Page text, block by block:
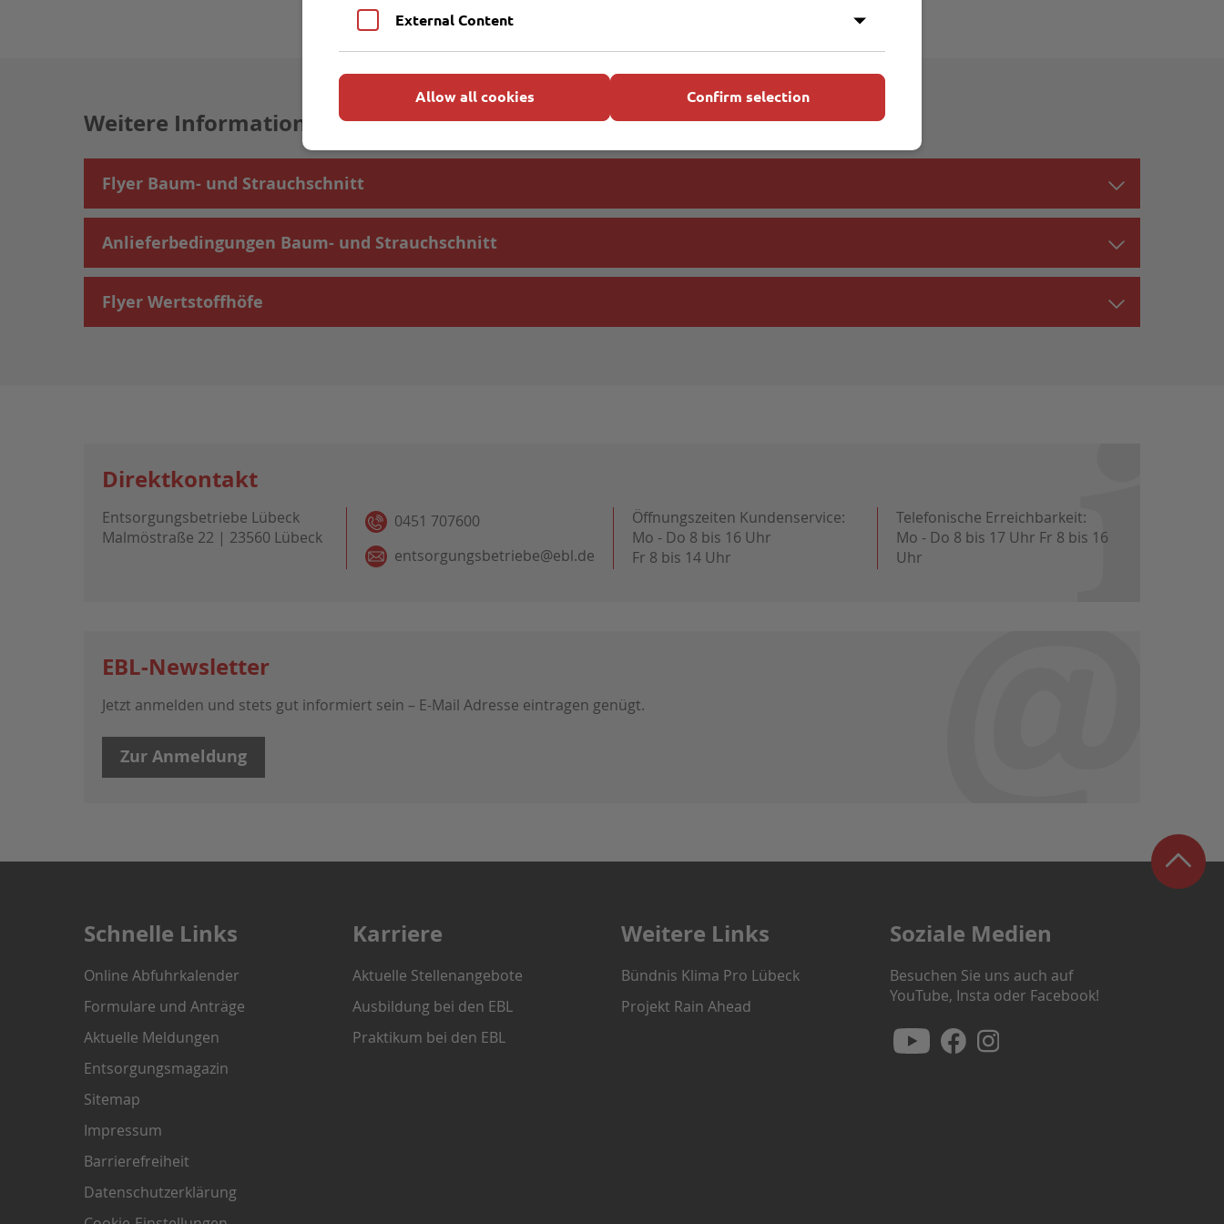
Weitere Informationen
Flyer Baum- und Strauchschnitt
Anlieferbedingungen Baum- und Strauchschnitt
Flyer Wertstoffhöfe
Direktkontakt
Entsorgungsbetriebe Lübeck
Malmöstraße 22 | 23560 Lübeck
0451 707600
entsorgungsbetriebe@ebl.de
Öffnungszeiten Kundenservice:
Mo - Do 8 bis 16 Uhr
Fr 8 bis 14 Uhr
Telefonische Erreichbarkeit:
Mo - Do 8 bis 17 Uhr Fr 8 bis 16
Uhr
EBL-Newsletter
Jetzt anmelden und stets gut informiert sein – E-Mail Adresse eintragen genügt.
Zur Anmeldung
Schnelle Links
Online Abfuhrkalender
Formulare und Anträge
Aktuelle Meldungen
Entsorgungsmagazin
Sitemap
Impressum
Barrierefreiheit
Datenschutzerklärung
Karriere
Aktuelle Stellenangebote
Ausbildung bei den EBL
Praktikum bei den EBL
Weitere Links
Bündnis Klima Pro Lübeck
Projekt Rain Ahead
Soziale Medien
Besuchen Sie uns auch auf
YouTube, Insta oder Facebook!
External Content
Allow all cookies Confirm selection